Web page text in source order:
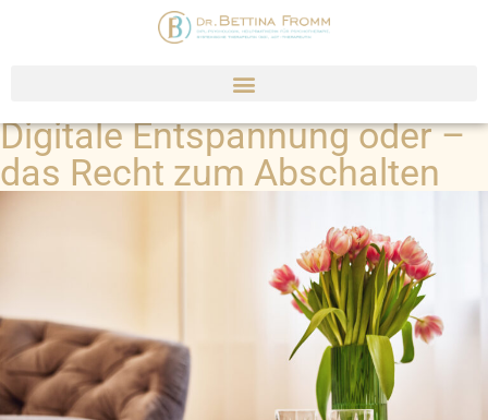
Digitale Entspannung oder –
das Recht zum Abschalten